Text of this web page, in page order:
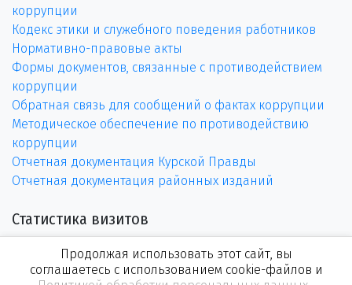
коррупции
Кодекс этики и служебного поведения работников
Нормативно-правовые акты
Формы документов, связанные с противодействием
коррупции
Обратная связь для сообщений о фактах коррупции
Методическое обеспечение по противодействию
коррупции
Отчетная документация Курской Правды
Отчетная документация районных изданий
Статистика визитов
Продолжая использовать этот сайт, вы
соглашаетесь с использованием cookie-файлов и